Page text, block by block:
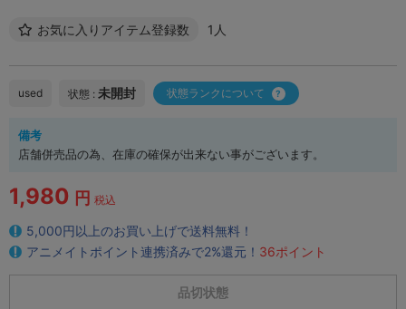
お気に入りアイテム登録数 1人
used 状態 : 未開封 状態ランクについて
備考
店舗併売品の為、在庫の確保が出来ない事がございます。
1,980 円 税込
5,000円以上のお買い上げで送料無料！
アニメイトポイント連携済みで2%還元！ 36ポイント
品切状態